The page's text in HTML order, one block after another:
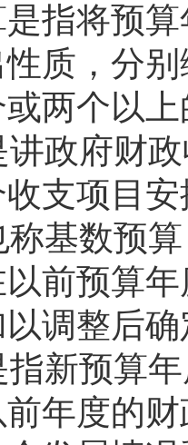
指将预
质，分
两个以
政府财
支项目
基数预
前预算
调整后
新预算
年度的